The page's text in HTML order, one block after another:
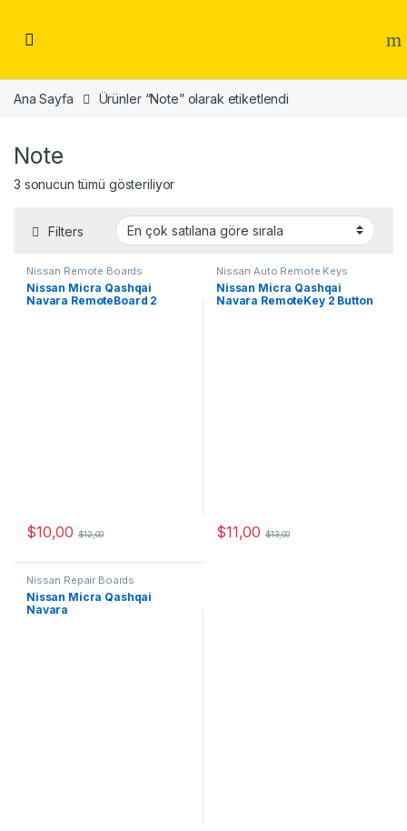
Ana Sayfa Ürünler “Note” olarak etiketlendi
Note
3 sonucun tümü gösteriliyorPopülerliğe göre sıralandı
Filters
Nissan Remote Boards
Nissan Micra Qashqai
Navara RemoteBoard 2
$10,00 $12,00
Nissan Auto Remote Keys
Nissan Micra Qashqai
Navara RemoteKey 2 Button
$11,00 $13,00
Nissan Repair Boards
Nissan Micra Qashqai
Navara